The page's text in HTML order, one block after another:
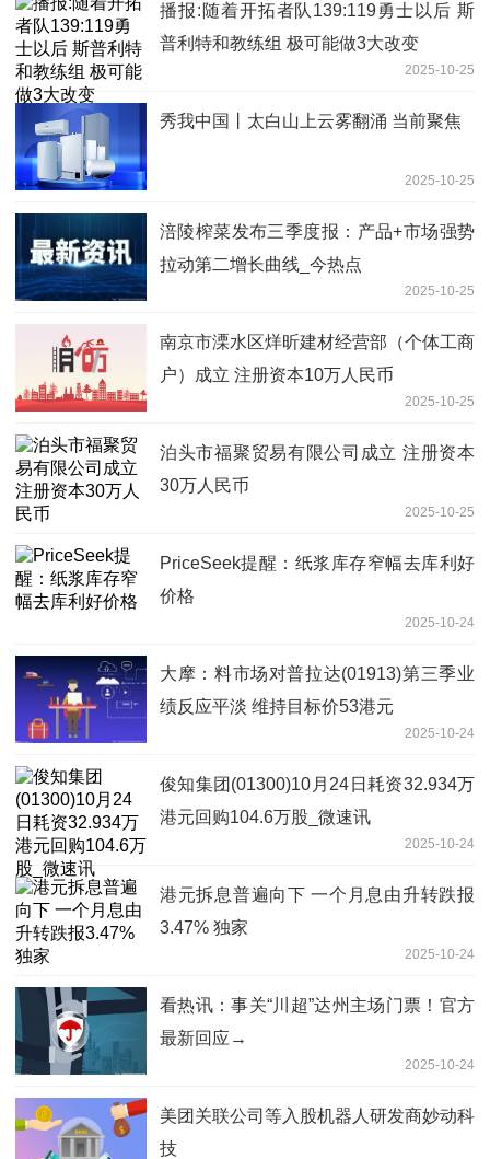
播报:随着开拓者队139:119勇士以后 斯
普利特和教练组 极可能做3大改变
2025-10-25
秀我中国丨太白山上云雾翻涌 当前聚焦
2025-10-25
涪陵榨菜发布三季度报：产品+市场强势
拉动第二增长曲线_今热点
2025-10-25
南京市溧水区烊昕建材经营部（个体工商
户）成立 注册资本10万人民币
2025-10-25
泊头市福聚贸易有限公司成立 注册资本
30万人民币
2025-10-25
PriceSeek提醒：纸浆库存窄幅去库利好
价格
2025-10-24
大摩：料市场对普拉达(01913)第三季业
绩反应平淡 维持目标价53港元
2025-10-24
俊知集团(01300)10月24日耗资32.934万
港元回购104.6万股_微速讯
2025-10-24
港元拆息普遍向下 一个月息由升转跌报
3.47% 独家
2025-10-24
看热讯：事关“川超”达州主场门票！官方
最新回应→
2025-10-24
美团关联公司等入股机器人研发商妙动科
技